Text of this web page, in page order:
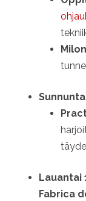
Lauantai
Fabrica